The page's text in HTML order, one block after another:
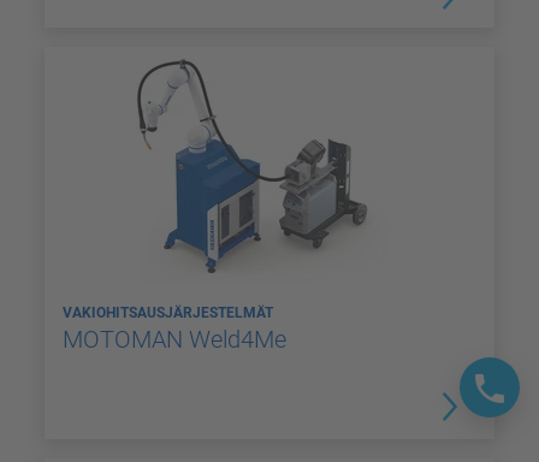
VAKIOHITSAUSJÄRJESTELMÄT
MOTOMAN Weld4Me